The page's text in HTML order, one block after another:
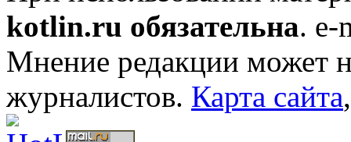
kotlin.ru обязательна. e-
Мнение редакции может
журналистов. Карта сайта